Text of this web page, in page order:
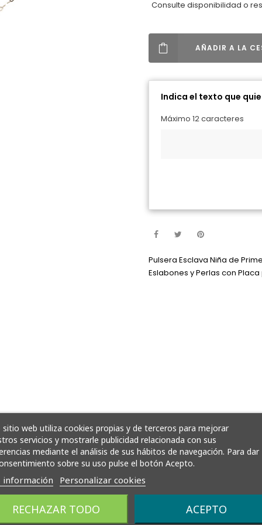
Consulte disponibilidad o
AÑADIR A LA
Indica el texto que
Máximo 12 caracteres
Pulsera Esclava Niña de
Eslabones y Perlas con
sitio web utiliza cookies propias y de terceros para mejorar
servicios y mostrarle publicidad relacionada con sus
mediante el análisis de sus hábitos de navegación. Para dar
sobre su uso pulse el botón Acepto.
información Personalizar cookies
RECHAZAR TODO ACEPTO